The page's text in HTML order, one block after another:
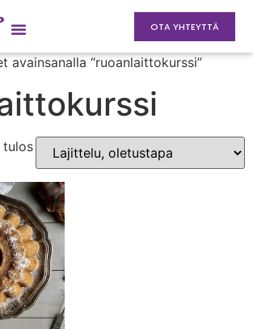
OTA YHTEYTTÄ
avainsanalla “ruoanlaittokurssi”
tulos